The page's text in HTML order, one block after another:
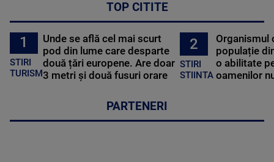
TOP CITITE
1
STIRI
TURISM
Unde se află cel mai scurt
pod din lume care desparte
două țări europene. Are doar
3 metri și două fusuri orare
2
STIRI
STIINTA
Organismul
populație
o abilitate
oamenilor
PARTENERI